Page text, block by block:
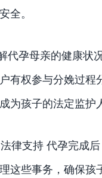
全。
代孕母亲的健康状
有权参与分娩过
为孩子的法定监护
律支持 代孕完成
这些事务，确保